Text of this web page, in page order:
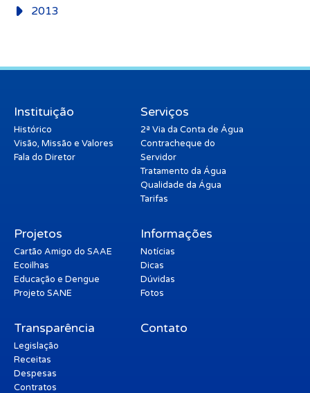
2013
Instituição
Histórico
Visão, Missão e Valores
Fala do Diretor
Serviços
2ª Via da Conta de Água
Contracheque do
Servidor
Tratamento da Água
Qualidade da Água
Tarifas
Projetos
Cartão Amigo do SAAE
Ecoilhas
Educação e Dengue
Projeto SANE
Informações
Notícias
Dicas
Dúvidas
Fotos
Transparência
Legislação
Receitas
Despesas
Contratos
Contato